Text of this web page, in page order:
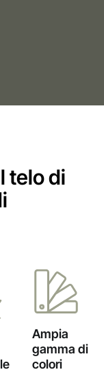
telo di
Ampia
gamma di
colori